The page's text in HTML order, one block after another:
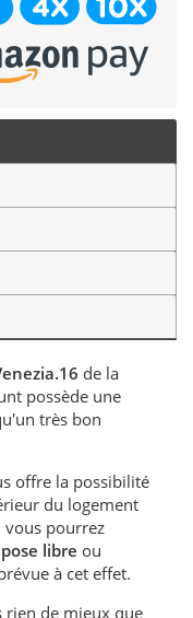
de la
possède une
très bon
offre la possibilité
du logement
vous pourrez
pose libre ou
à cet effet.
rien de mieux que